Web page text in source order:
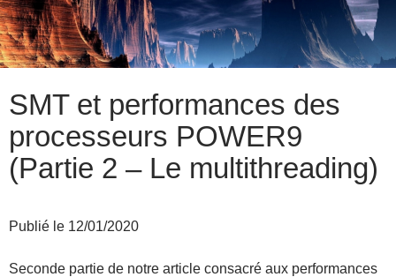
SMT et performances des
processeurs POWER9
(Partie 2 – Le multithreading)
Publié le 12/01/2020
Seconde partie de notre article consacré aux performances